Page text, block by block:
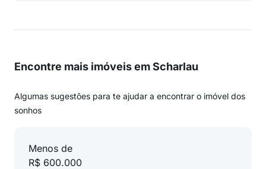
Encontre mais imóveis em Scharlau
Algumas sugestões para te ajudar a encontrar o imóvel dos
sonhos
Menos de
R$ 600.000